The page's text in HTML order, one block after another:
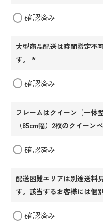
確認済み
大型商品配送は時間指定不
す。
須)
確認済み
フレームはクイーン（一体
（85cm幅）2枚のクイーン
確認済み
配送困難エリアは別途送料
す。該当するお客様には個
確認済み